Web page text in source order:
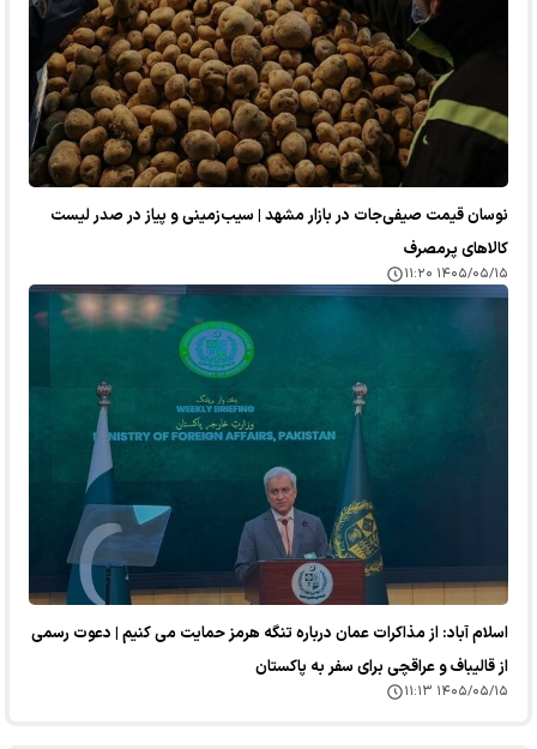
نوسان قیمت صیفی‌جات در بازار مشهد | سیب‌زمینی و پیاز در صدر لیست
کالا‌های پرمصرف
۱۴۰۵/۰۵/۱۵ ۱۱:۲۰
اسلام آباد: از مذاکرات عمان درباره تنگه هرمز حمایت می کنیم | دعوت رسمی
از قالیباف و عراقچی برای سفر به پاکستان
۱۴۰۵/۰۵/۱۵ ۱۱:۱۳